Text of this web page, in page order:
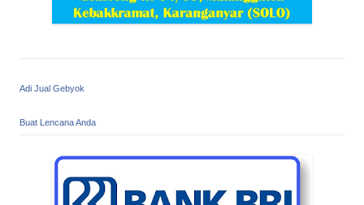
Adi Jual Gebyok
Buat Lencana Anda